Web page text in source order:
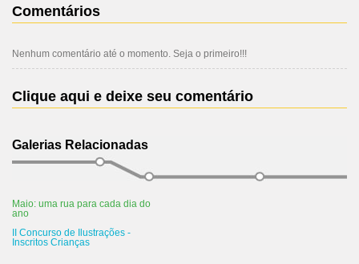
Comentários
Nenhum comentário até o momento. Seja o primeiro!!!
Clique aqui e deixe seu comentário
Galerias Relacionadas
Maio: uma rua para cada dia do
ano
II Concurso de Ilustrações -
Inscritos Crianças